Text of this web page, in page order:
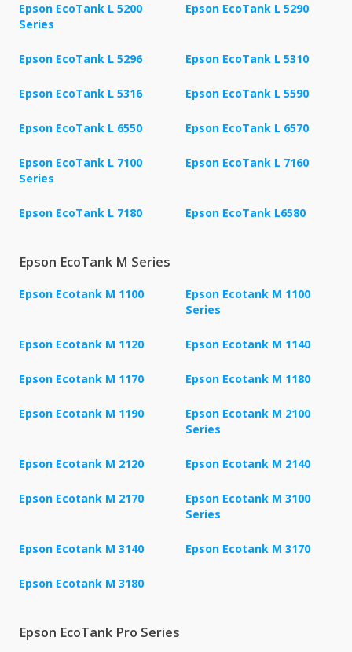
Epson EcoTank L 5200
Series
Epson EcoTank L 5290
Epson EcoTank L 5296 Epson EcoTank L 5310
Epson EcoTank L 5316 Epson EcoTank L 5590
Epson EcoTank L 6550 Epson EcoTank L 6570
Epson EcoTank L 7100
Series
Epson EcoTank L 7160
Epson EcoTank L 7180 Epson EcoTank L6580
Epson EcoTank M Series
Epson Ecotank M 1100
Epson Ecotank M 1100
Series
Epson Ecotank M 1120 Epson Ecotank M 1140
Epson Ecotank M 1170 Epson Ecotank M 1180
Epson Ecotank M 1190
Epson Ecotank M 2100
Series
Epson Ecotank M 2120 Epson Ecotank M 2140
Epson Ecotank M 2170
Epson Ecotank M 3100
Series
Epson Ecotank M 3140 Epson Ecotank M 3170
Epson Ecotank M 3180
Epson EcoTank Pro Series